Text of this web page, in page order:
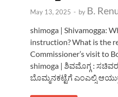
May 13, 2025 - by B.
shimoga | Shivamogga:
instruction? What is the
Commissioner’s visit to
shimoga | ಶಿವಮೊಗ್ಗ :
ಬೊಮ್ಮನಕಟ್ಟೆಗೆ ಎಂಎಲ್ಸಿ